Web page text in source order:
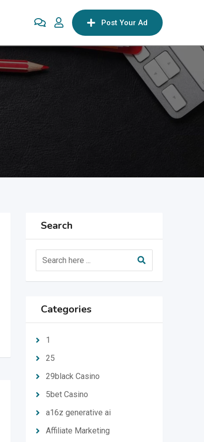
Post Your Ad
Search
Categories
1
25
29black Casino
5bet Casino
a16z generative ai
Affiliate Marketing